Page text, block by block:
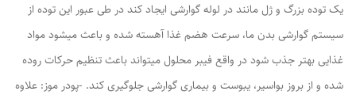
یک توده بزرگ و ژل مانند در لوله گوارشی ایجاد کند در طی عبور این توده از
سیستم گوارشی بدن ما، سرعت هضم غذا آهسته شده و باعث میشود مواد
غذایی بهتر جذب شود در واقع فیبر محلول میتواند باعث تنظیم حرکات روده
شده و از بروز بواسیر، یبوست و بیماری گوارشی جلوگیری کند. -پودر موز: علاوه